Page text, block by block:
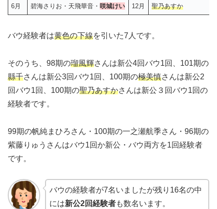
6月 碧海さりお・天飛華音・咲城けい 12月 聖乃あすか
バウ経験者は黄色の下線を引いた7人です。
そのうち、98期の瑠風輝さんは新公4回バウ1回、101期の
縣千さんは新公3回バウ1回、100期の極美慎さんは新公2
回バウ1回、100期の聖乃あすかさんは新公３回バウ1回の
経験者です。
99期の帆純まひろさん・100期の一之瀬航季さん・96期の
紫藤りゅうさんはバウ1回か新公・バウ両方を1回経験者
です。
バウの経験者が7名いましたが残り16名の中
には新公2回経験者も数名います。